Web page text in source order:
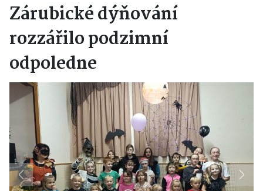
Zárubické dýňování
rozzářilo podzimní
odpoledne
Previous Next